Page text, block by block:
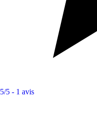
5/5 - 1 avis